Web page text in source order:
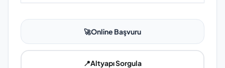
🚀Online Başvuru
📍Altyapı Sorgula